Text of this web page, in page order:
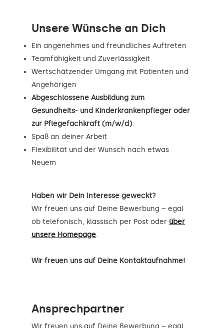
Unsere Wünsche an Dich
Ein angenehmes und freundliches Auftreten
Teamfähigkeit und Zuverlässigkeit
Wertschätzender Umgang mit Patienten und
Angehörigen
Abgeschlossene Ausbildung zum
Gesundheits- und Kinderkrankenpfleger oder
zur Pflegefachkraft (m/w/d)
Spaß an deiner Arbeit
Flexibilität und der Wunsch nach etwas
Neuem
Haben wir Dein Interesse geweckt?
Wir freuen uns auf Deine Bewerbung – egal
ob telefonisch, klassisch per Post oder über
unsere Homepage.
Wir freuen uns auf Deine Kontaktaufnahme!
Ansprechpartner
Wir freuen uns auf Deine Bewerbung – egal